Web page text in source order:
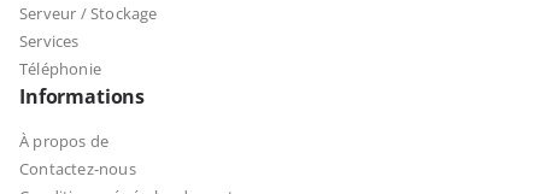
Serveur / Stockage
Services
Téléphonie
Informations
À propos de
Contactez-nous